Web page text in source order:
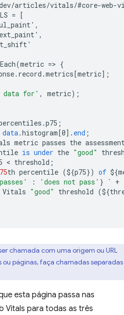
/articles/vitals/#core-web-
= [
(metric => {
. record .metrics[metric] ;
data for' , metric);
.p75 ;
data.histogram[0] . end ;
metric passes the
is under the "good"
< threshold ;
75th percentile (${p75}) of ${
: 'does not pass' } ` +
Vitals "good" threshold (${
chamada com uma origem ou URL
ou páginas, faça chamadas separadas
esta página passa nas
Vitals para todas as três